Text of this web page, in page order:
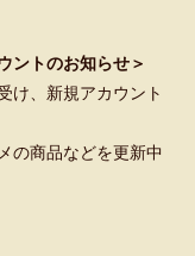
ントのお知らせ＞
け、新規アカウント
の商品などを更新中